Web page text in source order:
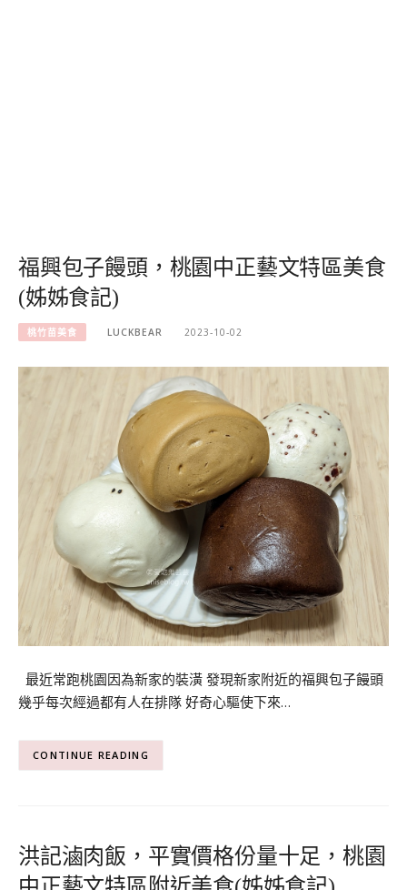
福興包子饅頭，桃園中正藝文特區美食
(姊姊食記)
桃竹苗美食 LUCKBEAR 2023-10-02
最近常跑桃園因為新家的裝潢 發現新家附近的福興包子饅頭
幾乎每次經過都有人在排隊 好奇心驅使下來…
CONTINUE READING
洪記滷肉飯，平實價格份量十足，桃園